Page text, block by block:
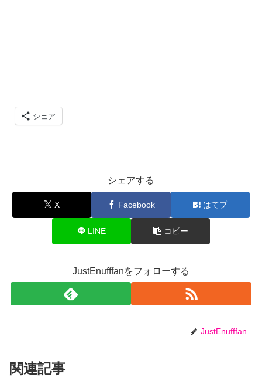
シェア
シェアする
X Facebook はてブ
LINE コピー
JustEnufffanをフォローする
JustEnufffan
関連記事